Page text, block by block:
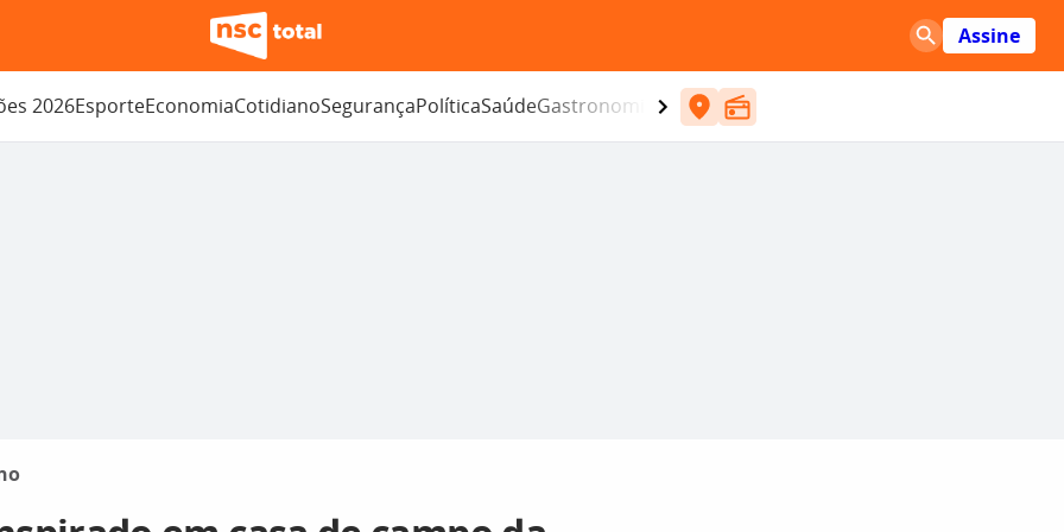
Assine
2026EsporteEconomiaCotidianoSegurançaPolíticaSaúdeGastronomia Entretenimento